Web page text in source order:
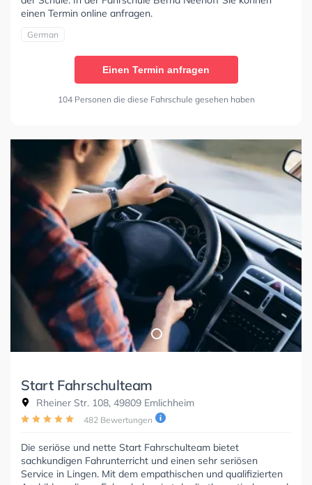
einen Termin online anfragen.
German
Einen Termin anfragen
104 Personen die diese Fahrschule gesehen haben
Start Fahrschulteam
Rheiner Str. 108, 49809 Emlichheim
482 Bewertungen
Die seriöse und nette Start Fahrschulteam bietet
sachkundigen Fahrunterricht und einen sehr seriösen
Service in Lingen. Mit dem empathischen und qualifizierten